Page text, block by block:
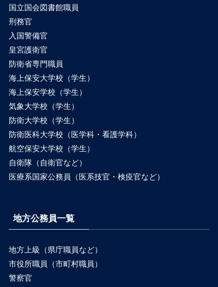
国立国会図書館職員
刑務官
入国警備官
皇宮護衛官
防衛省専門職員
海上保安大学校（学生）
海上保安学校（学生）
気象大学校（学生）
防衛大学校（学生）
防衛医科大学校（医学科・看護学科）
航空保安大学校（学生）
自衛隊（自衛官など）
医療系国家公務員（医系技官・検疫官など）
地方公務員一覧
地方上級（県庁職員など）
市役所職員（市町村職員）
警察官